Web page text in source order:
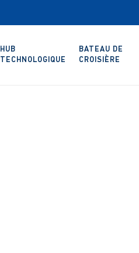
HUB
TECHNOLOGIQUE
BATEAU DE
CROISIÈRE